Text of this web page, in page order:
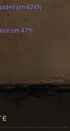
um 424%
um 47%